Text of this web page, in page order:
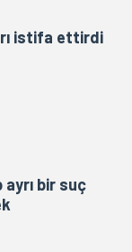
istifa ettirdi
bir suç